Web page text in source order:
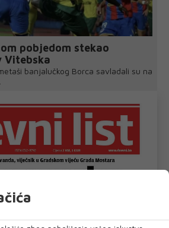
pobjedom stekao
Vitebska
banjalučkog Borca savladali su na